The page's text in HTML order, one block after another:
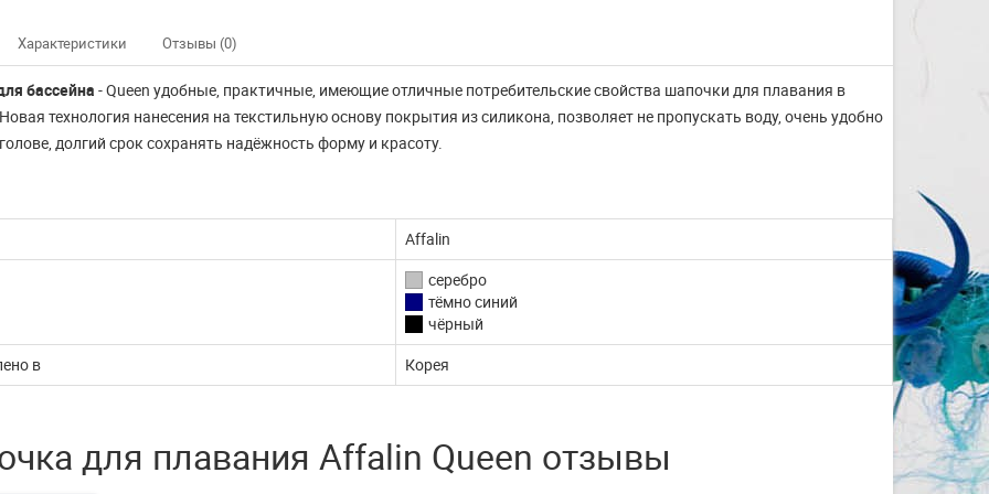
не доступны
Наш интернет магазин
Изготовление на заказ
Характеристики Отзывы (0)
бассейна - Queen удобные, практичные, имеющие отличные потребительские свойства шапочки для плавания в
технология нанесения на текстильную основу покрытия из силикона, позволяет не пропускать воду, очень удобно
долгий срок сохранять надёжность форму и красоту.
Affalin
серебро
тёмно синий
чёрный
в
Корея
для плавания Affalin Queen отзывы